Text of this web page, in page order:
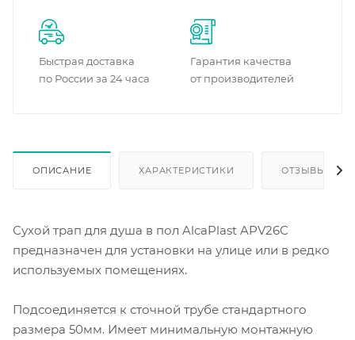
Быстрая доставка
по России за 24 часа
Гарантия качества
от производителей
ОПИСАНИЕ ХАРАКТЕРИСТИКИ ОТЗЫВЫ
Сухой трап для душа в пол AlcaPlast APV26C
предназначен для установки на улице или в редко
используемых помещениях.
Подсоединяется к сточной трубе стандартного
размера 50мм. Имеет минимальную монтажную